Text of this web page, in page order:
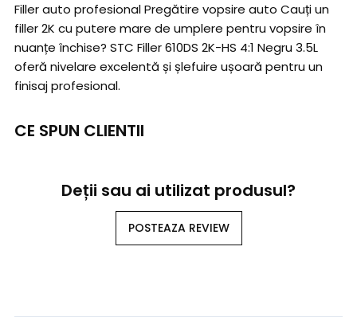
Filler auto profesional Pregătire vopsire auto Cauți un
filler 2K cu putere mare de umplere pentru vopsire în
nuanțe închise? STC Filler 610DS 2K-HS 4:1 Negru 3.5L
oferă nivelare excelentă și șlefuire ușoară pentru un
finisaj profesional.
CE SPUN CLIENTII
Deții sau ai utilizat produsul?
POSTEAZA REVIEW